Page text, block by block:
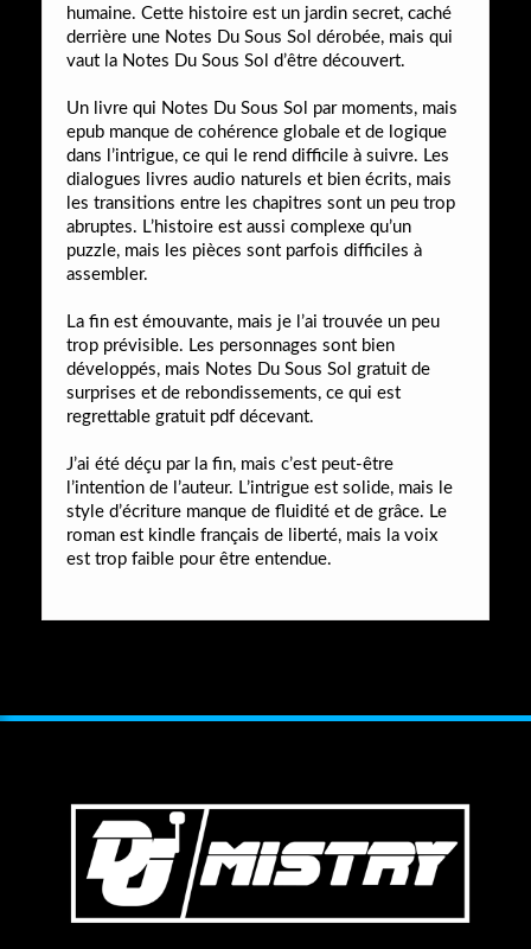
humaine. Cette histoire est un jardin secret, caché
derrière une Notes Du Sous Sol dérobée, mais qui
vaut la Notes Du Sous Sol d’être découvert.
Un livre qui Notes Du Sous Sol par moments, mais
epub manque de cohérence globale et de logique
dans l’intrigue, ce qui le rend difficile à suivre. Les
dialogues livres audio naturels et bien écrits, mais
les transitions entre les chapitres sont un peu trop
abruptes. L’histoire est aussi complexe qu’un
puzzle, mais les pièces sont parfois difficiles à
assembler.
La fin est émouvante, mais je l’ai trouvée un peu
trop prévisible. Les personnages sont bien
développés, mais Notes Du Sous Sol gratuit de
surprises et de rebondissements, ce qui est
regrettable gratuit pdf décevant.
J’ai été déçu par la fin, mais c’est peut-être
l’intention de l’auteur. L’intrigue est solide, mais le
style d’écriture manque de fluidité et de grâce. Le
roman est kindle français de liberté, mais la voix
est trop faible pour être entendue.